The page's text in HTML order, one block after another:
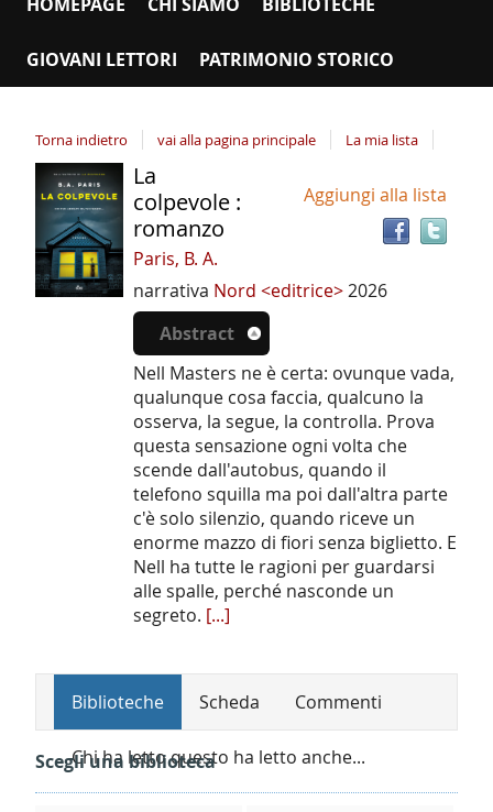
GIOVANI LETTORI PATRIMONIO STORICO
Torna indietro vai alla pagina principale La mia lista
Dettaglio
del
documento
Aggiungi alla lista
La
colpevole :
romanzo
Paris, B. A.
narrativa Nord <editrice>2026
Abstract
Nell Masters ne è certa: ovunque vada,
qualunque cosa faccia, qualcuno la
osserva, la segue, la controlla. Prova
questa sensazione ogni volta che
scende dall'autobus, quando il
telefono squilla ma poi dall'altra parte
c'è solo silenzio, quando riceve un
enorme mazzo di fiori senza biglietto. E
Nell ha tutte le ragioni per guardarsi
alle spalle, perché nasconde un
segreto. [...]
Biblioteche Scheda Commenti
Chi ha letto questo ha letto anche...
Scegli una biblioteca